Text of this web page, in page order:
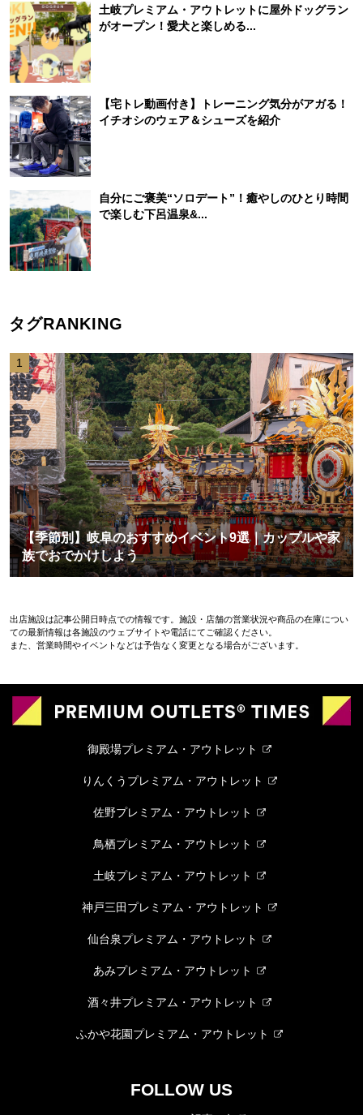
土岐プレミアム・アウトレットに屋外ドッグラン
がオープン！愛犬と楽しめる...
【宅トレ動画付き】トレーニング気分がアガる！
イチオシのウェア＆シューズを紹介
自分にご褒美“ソロデート”！癒やしのひとり時間
で楽しむ下呂温泉&...
タグRANKING
1
【季節別】岐阜のおすすめイベント9選｜カップルや家
族でおでかけしよう
出店施設は記事公開日時点での情報です。施設・店舗の営業状況や商品の在庫につい
ての最新情報は各施設のウェブサイトや電話にてご確認ください。
また、営業時間やイベントなどは予告なく変更となる場合がございます。
御殿場プレミアム・アウトレット
りんくうプレミアム・アウトレット
佐野プレミアム・アウトレット
鳥栖プレミアム・アウトレット
土岐プレミアム・アウトレット
神戸三田プレミアム・アウトレット
仙台泉プレミアム・アウトレット
あみプレミアム・アウトレット
酒々井プレミアム・アウトレット
ふかや花園プレミアム・アウトレット
FOLLOW US